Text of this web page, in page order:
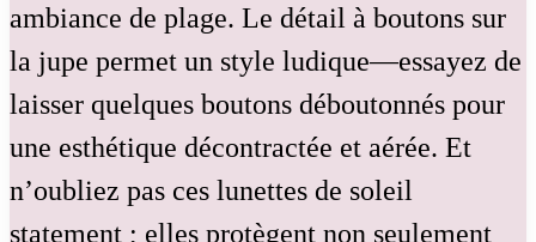
ambiance de plage. Le détail à boutons sur
la jupe permet un style ludique—essayez de
laisser quelques boutons déboutonnés pour
une esthétique décontractée et aérée. Et
n’oubliez pas ces lunettes de soleil
statement ; elles protègent non seulement